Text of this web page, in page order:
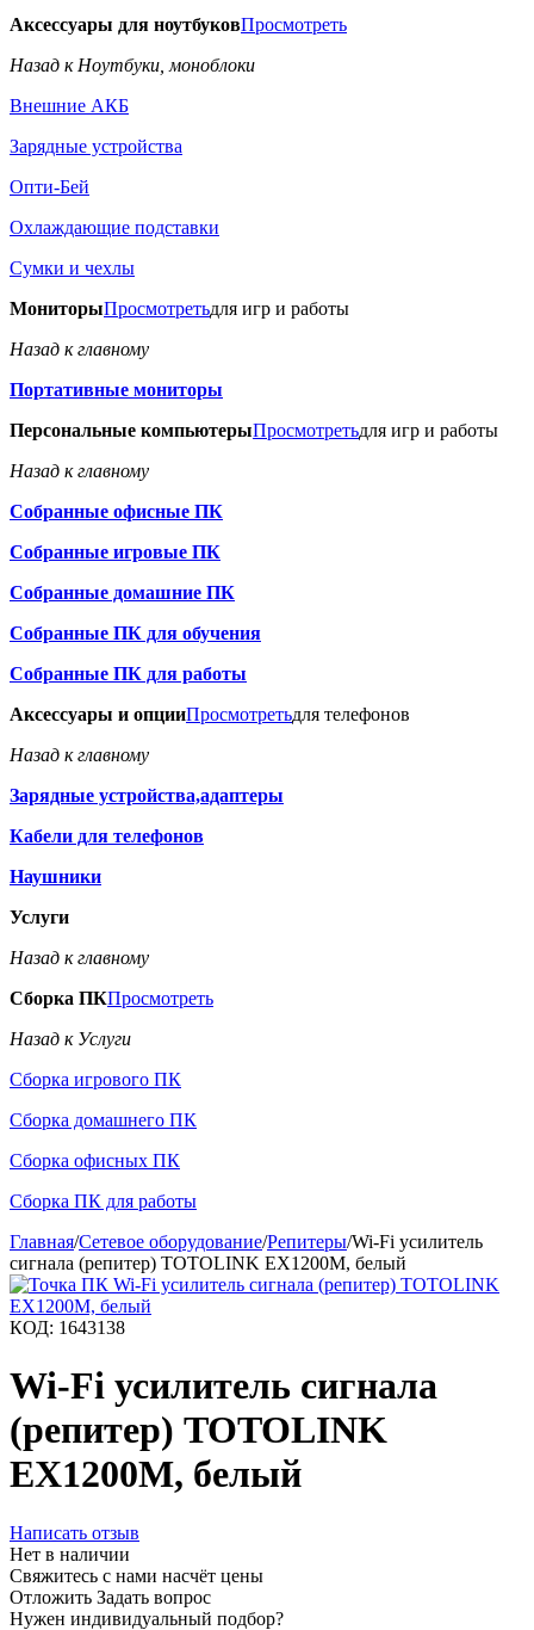
Аксессуары для ноутбуковПросмотреть
Назад к Ноутбуки, моноблоки
Внешние АКБ
Зарядные устройства
Опти-Бей
Охлаждающие подставки
Сумки и чехлы
МониторыПросмотретьдля игр и работы
Назад к главному
Портативные мониторы
Персональные компьютерыПросмотретьдля игр и работы
Назад к главному
Собранные офисные ПК
Собранные игровые ПК
Собранные домашние ПК
Собранные ПК для обучения
Собранные ПК для работы
Аксессуары и опцииПросмотретьдля телефонов
Назад к главному
Зарядные устройства,адаптеры
Кабели для телефонов
Наушники
Услуги
Назад к главному
Сборка ПКПросмотреть
Назад к Услуги
Сборка игрового ПК
Сборка домашнего ПК
Сборка офисных ПК
Сборка ПК для работы
Главная/Сетевое оборудование/Репитеры/Wi-Fi усилитель
сигнала (репитер) TOTOLINK EX1200M, белый
КОД: 1643138
Wi-Fi усилитель сигнала
(репитер) TOTOLINK
EX1200M, белый
Написать отзыв
Нет в наличии
Свяжитесь с нами насчёт цены
Отложить Задать вопрос
Нужен индивидуальный подбор?